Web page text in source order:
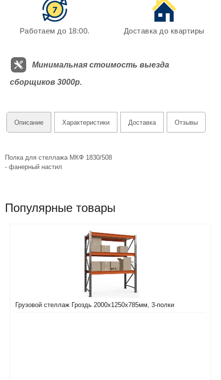
Работаем до 18:00. Доставка до квартиры
Минимальная стоимость выезда
сборщиков 3000р.
Описание Характеристики Доставка Отзывы
Полка для стеллажа МКФ 1830/508
- фанерный настил
Популярные товары
Грузовой стеллаж Гроздь 2000х1250х785мм, 3-полки